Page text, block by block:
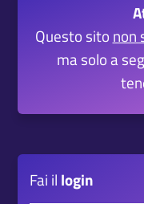
Questo sito non
ma solo a
Fai il login